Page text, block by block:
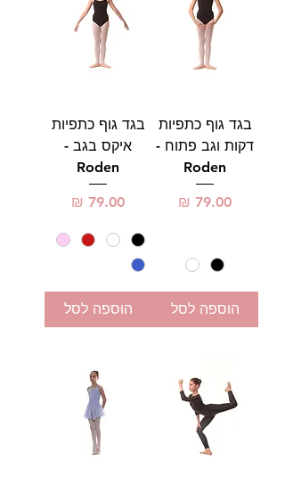
בגד גוף כתפיות
דקות וגב פתוח -
Roden
מחיר
הוספה לסל
בגד גוף כתפיות
איקס בגב -
Roden
מחיר
הוספה לסל